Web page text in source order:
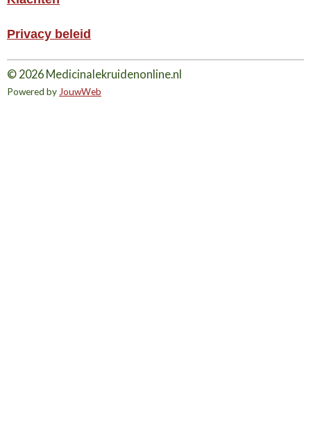
Privacy beleid
© 2026 Medicinalekruidenonline.nl
Powered by JouwWeb